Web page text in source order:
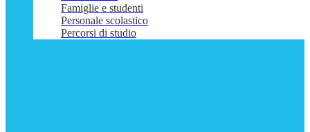
Famiglie e studenti
Personale scolastico
Percorsi di studio